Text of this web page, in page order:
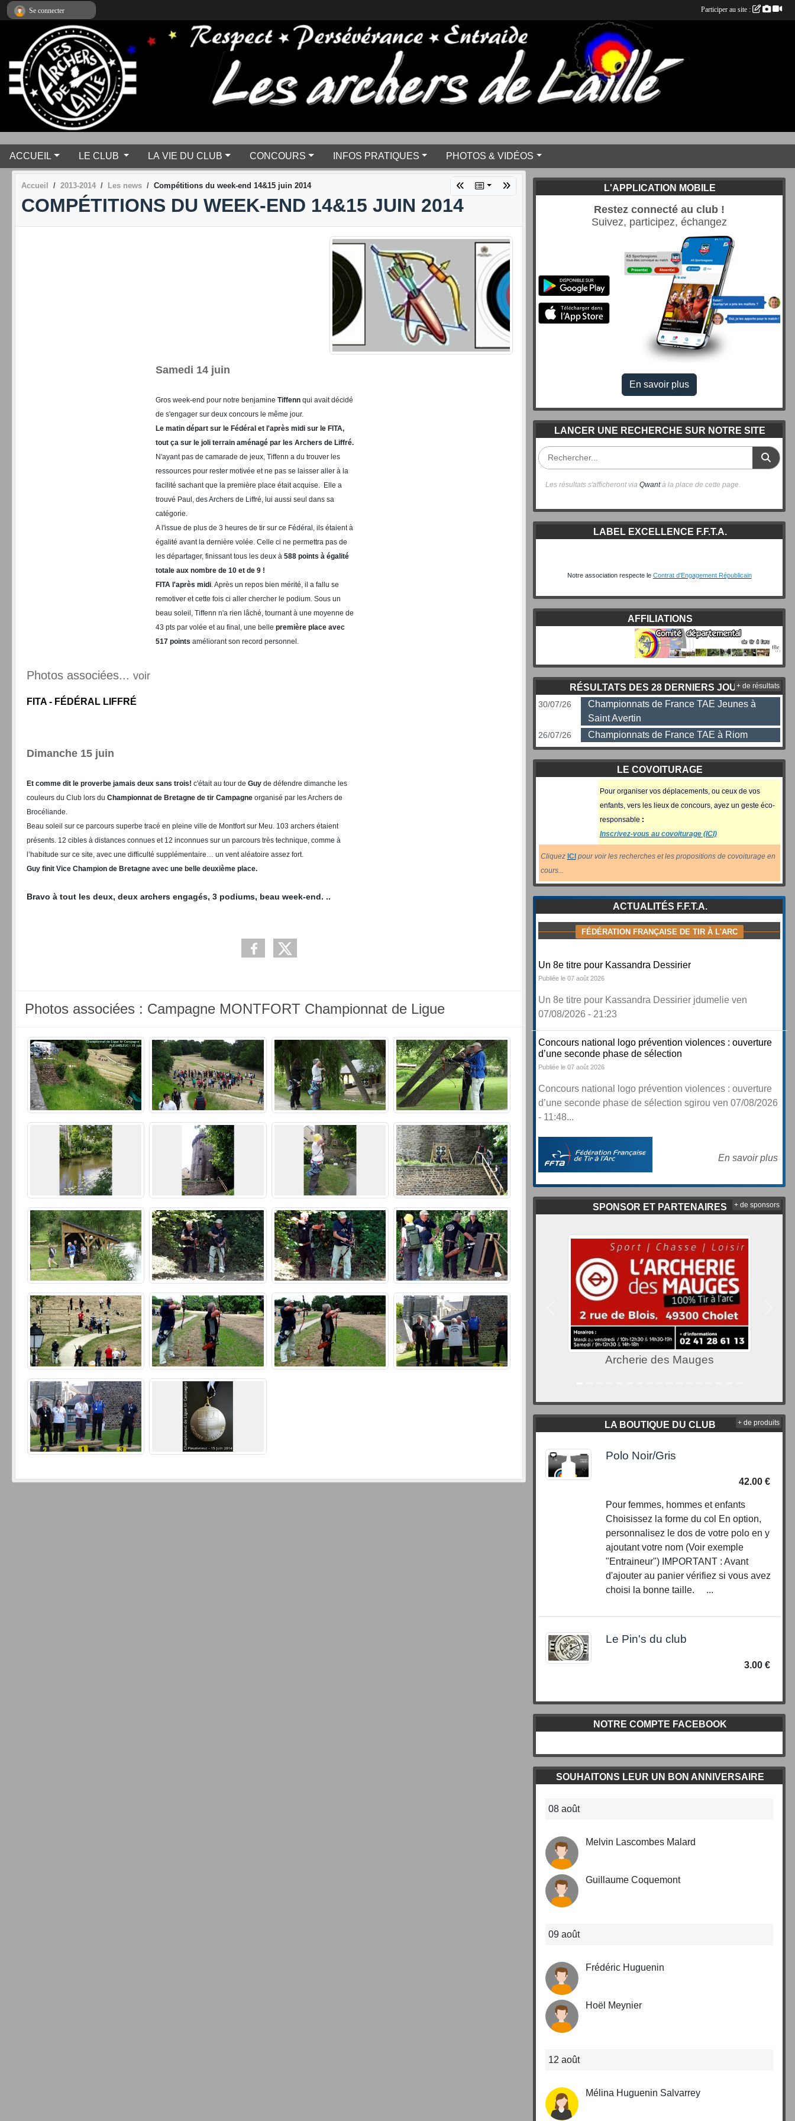
ACCUEIL LE CLUB LA VIE DU CLUB CONCOURS INFOS PRATIQUES PHOTOS & VIDÉOS
Accueil 2013-2014 Les news Compétitions du week-end 14&15 juin 2014
COMPÉTITIONS DU WEEK-END 14&15 JUIN 2014
Samedi 14 juin
Gros week-end pour notre benjamine Tiffenn qui avait décidé
de s'engager sur deux concours le même jour.
Le matin départ sur le Fédéral et l'après midi sur le FITA,
tout ça sur le joli terrain aménagé par les Archers de Liffré.
N'ayant pas de camarade de jeux, Tiffenn a du trouver les
ressources pour rester motivée et ne pas se laisser aller à la
facilité sachant que la première place était acquise. Elle a
trouvé Paul, des Archers de Liffré, lui aussi seul dans sa
catégorie.
A l'issue de plus de 3 heures de tir sur ce Fédéral, ils étaient à
égalité avant la dernière volée. Celle ci ne permettra pas de
les départager, finissant tous les deux à 588 points à égalité
totale aux nombre de 10 et de 9 !
FITA l'après midi . Après un repos bien mérité, il a fallu se
remotiver et cette fois ci aller chercher le podium. Sous un
beau soleil, Tiffenn n'a rien lâché, tournant à une moyenne de
43 pts par volée et au final, une belle première place avec
517 points améliorant son record personnel.
Photos associées... voir
FITA - FÉDÉRAL LIFFRÉ
Dimanche 15 juin
Et comme dit le proverbe jamais deux sans trois! c'était au tour de Guy de défendre dimanche les
couleurs du Club lors du Championnat de Bretagne de tir Campagne organisé par les Archers de
Brocéliande.
Beau soleil sur ce parcours superbe tracé en pleine ville de Montfort sur Meu. 103 archers étaient
présents. 12 cibles à distances connues et 12 inconnues sur un parcours très technique, comme à
l’habitude sur ce site, avec une difficulté supplémentaire… un vent aléatoire assez fort.
Guy finit Vice Champion de Bretagne avec une belle deuxième place.
Bravo à tout les deux, deux archers engagés, 3 podiums, beau week-end. ..
Photos associées : Campagne MONTFORT Championnat de Ligue
L'APPLICATION MOBILE
Restez connecté au club !
Suivez, participez, échangez
En savoir plus
LANCER UNE RECHERCHE SUR NOTRE SITE
Les résultats s'afficheront viaQwantà la place de cette page.
LABEL EXCELLENCE F.F.T.A.
Notre association respecte le Contrat d'Engagement Républicain
AFFILIATIONS
RÉSULTATS DES 28 DERNIERS JOURS
30/07/26
Championnats de France TAE Jeunes à
Saint Avertin
26/07/26 Championnats de France TAE à Riom
+ de résultats
LE COVOITURAGE
Pour organiser vos déplacements, ou ceux de vos
enfants, vers les lieux de concours, ayez un geste éco-
responsable :
Inscrivez-vous au covoiturage (ICI)
Cliquez ICI pour voir les recherches et les propositions de covoiturage en
cours...
ACTUALITÉS F.F.T.A.
FÉDÉRATION FRANÇAISE DE TIR À L'ARC
Un 8e titre pour Kassandra Dessirier
Publiée le 07 août 2026
Un 8e titre pour Kassandra Dessirier jdumelie ven
07/08/2026 - 21:23
Concours national logo prévention violences : ouverture
d’une seconde phase de sélection
Publiée le 07 août 2026
Concours national logo prévention violences : ouverture
d’une seconde phase de sélection sgirou ven 07/08/2026
- 11:48...
En savoir plus
SPONSOR ET PARTENAIRES
Archerie des Mauges U LOCATION - BRUZ
Précedent
+ de sponsors
LA BOUTIQUE DU CLUB
Polo Noir/Gris
42.00 €
Pour femmes, hommes et enfants
Choisissez la forme du col En option,
personnalisez le dos de votre polo en y
ajoutant votre nom (Voir exemple
"Entraineur") IMPORTANT : Avant
d'ajouter au panier vérifiez si vous avez
choisi la bonne taille. ...
Le Pin's du club
3.00 €
+ de produits
NOTRE COMPTE FACEBOOK
SOUHAITONS LEUR UN BON ANNIVERSAIRE
08 août
Melvin Lascombes Malard
Guillaume Coquemont
09 août
Frédéric Huguenin
Hoël Meynier
12 août
Mélina Huguenin Salvarrey
Se connecter Participer au site :
Panneau de gestion des cookies